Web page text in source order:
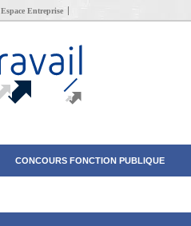
Espace Entreprise
CONCOURS FONCTION PUBLIQUE